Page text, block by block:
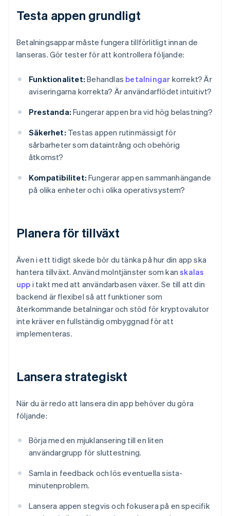
Testa appen grundligt
Betalningsappar måste fungera tillförlitligt innan de
lanseras. Gör tester för att kontrollera följande:
Funktionalitet: Behandlas betalningar korrekt? Är
aviseringarna korrekta? Är användarflödet intuitivt?
Prestanda: Fungerar appen bra vid hög belastning?
Säkerhet: Testas appen rutinmässigt för
sårbarheter som dataintrång och obehörig
åtkomst?
Kompatibilitet: Fungerar appen sammanhängande
på olika enheter och i olika operativsystem?
Planera för tillväxt
Även i ett tidigt skede bör du tänka på hur din app ska
hantera tillväxt. Använd molntjänster som kanskalas
upp i takt med att användarbasen växer. Se till att din
backend är flexibel så att funktioner som
återkommande betalningar och stöd för kryptovalutor
inte kräver en fullständig ombyggnad för att
implementeras.
Lansera strategiskt
När du är redo att lansera din app behöver du göra
följande:
Börja med en mjuklansering till en liten
användargrupp för sluttestning.
Samla in feedback och lös eventuella sista-
minutenproblem.
Lansera appen stegvis och fokusera på en specifik